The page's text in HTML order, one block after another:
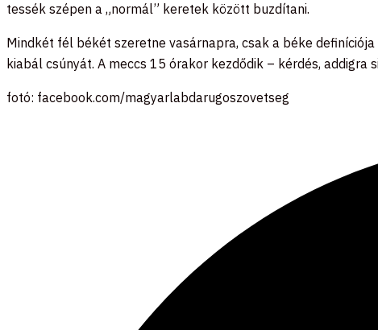
tessék szépen a „normál” keretek között buzdítani.
Mindkét fél békét szeretne vasárnapra, csak a béke
kiabál csúnyát. A meccs 15 órakor kezdődik – kérdés,
fotó: facebook.com/magyarlabdarugoszovetseg